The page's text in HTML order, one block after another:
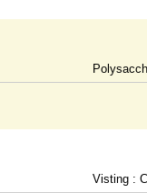
Visting :